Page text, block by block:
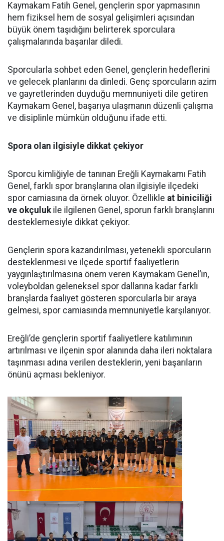
Kaymakam Fatih Genel, gençlerin spor yapmasının
hem fiziksel hem de sosyal gelişimleri açısından
büyük önem taşıdığını belirterek sporculara
çalışmalarında başarılar diledi.
Sporcularla sohbet eden Genel, gençlerin hedeflerini
ve gelecek planlarını da dinledi. Genç sporcuların azim
ve gayretlerinden duyduğu memnuniyeti dile getiren
Kaymakam Genel, başarıya ulaşmanın düzenli çalışma
ve disiplinle mümkün olduğunu ifade etti.
Spora olan ilgisiyle dikkat çekiyor
Sporcu kimliğiyle de tanınan Ereğli Kaymakamı Fatih
Genel, farklı spor branşlarına olan ilgisiyle ilçedeki
spor camiasına da örnek oluyor. Özellikle at biniciliği
ve okçulukile ilgilenen Genel, sporun farklı branşlarını
desteklemesiyle dikkat çekiyor.
Gençlerin spora kazandırılması, yetenekli sporcuların
desteklenmesi ve ilçede sportif faaliyetlerin
yaygınlaştırılmasına önem veren Kaymakam Genel’in,
voleyboldan geleneksel spor dallarına kadar farklı
branşlarda faaliyet gösteren sporcularla bir araya
gelmesi, spor camiasında memnuniyetle karşılanıyor.
Ereğli’de gençlerin sportif faaliyetlere katılımının
artırılması ve ilçenin spor alanında daha ileri noktalara
taşınması adına verilen desteklerin, yeni başarıların
önünü açması bekleniyor.